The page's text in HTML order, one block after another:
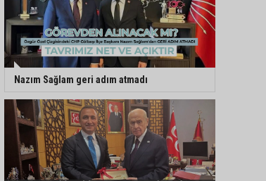
Nazım Sağlam geri adım atmadı